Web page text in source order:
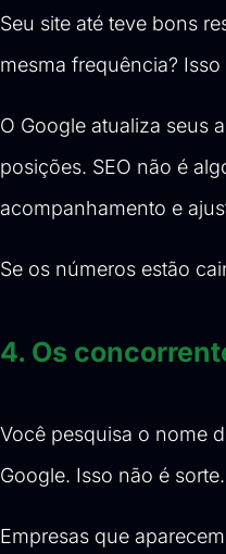
Seu site até teve bons
mesma frequência?
O Google atualiza seus
posições. SEO não é
acompanhamento e
Se os números estão
4. Os
Você pesquisa o nome
Google. Isso não é sorte.
Empresas que